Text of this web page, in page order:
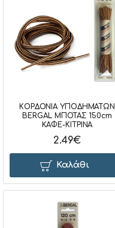
ΚΟΡΔΟΝΙΑ ΥΠΟΔΗΜΑΤΩΝ
BERGAL ΜΠΟΤΑΣ 150cm
ΚΑΦΕ-ΚΙΤΡΙΝΑ
2.49€
Καλάθι